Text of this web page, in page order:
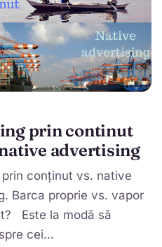
prin continut
advertising
conținut vs. native
Barca proprie vs. vapor
Este la modă să
cei…